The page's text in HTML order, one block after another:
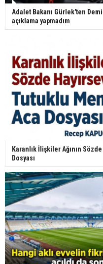
Adalet Bakanı Gürlek'ten
açıklama yapmadım
Karanlık İlişkiler Ağının
Dosyası